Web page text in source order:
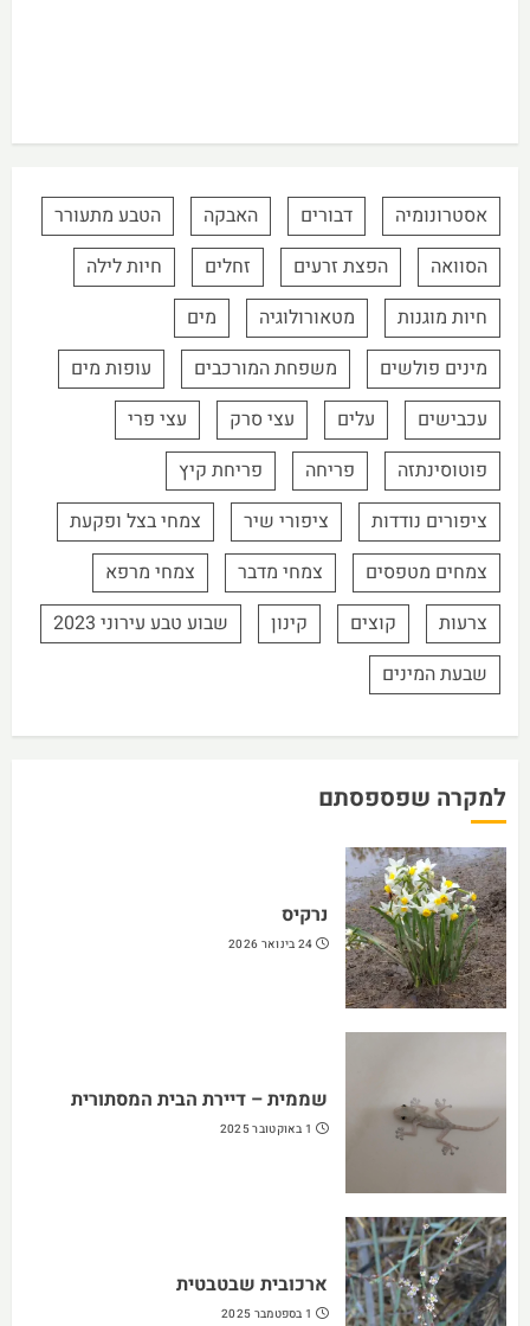
אסטרונומיה דבורים האבקה
הטבע מתעורר
הסוואה
הפצת זרעים זחלים
חיות לילה
חיות מוגנות
מטאורולוגיה
מים
מינים פולשים
משפחת המורכבים
עופות מים
עכבישים
עלים עצי סרק
עצי פרי
פוטוסינתזה
פריחה
פריחת קיץ
ציפורים נודדות
ציפורי שיר
צמחי בצל ופקעת
צמחים מטפסים
צמחי מדבר
צמחי מרפא
צרעות
קוצים קינון
שבוע טבע עירוני 2023
שבעת המינים
למקרה שפספסתם
נרקיס
24 בינואר 2026
שממית – דיירת הבית המסתורית
1 באוקטובר 2025
ארכובית שבטבטית
1 בספטמבר 2025